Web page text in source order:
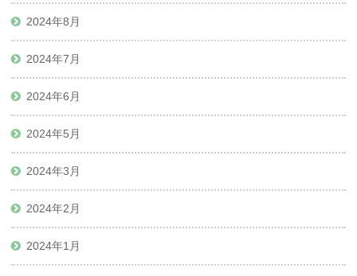
2024年8月
2024年7月
2024年6月
2024年5月
2024年3月
2024年2月
2024年1月